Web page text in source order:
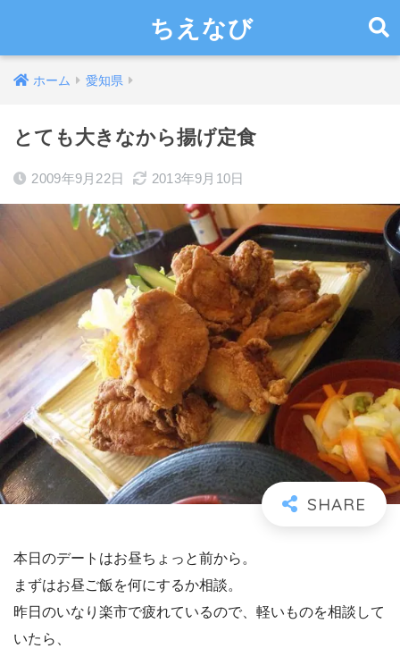
ちえなび
ホーム 愛知県
とても大きなから揚げ定食
2009年9月22日 2013年9月10日
本日のデートはお昼ちょっと前から。
まずはお昼ご飯を何にするか相談。
昨日のいなり楽市で疲れているので、軽いものを相談して
いたら、